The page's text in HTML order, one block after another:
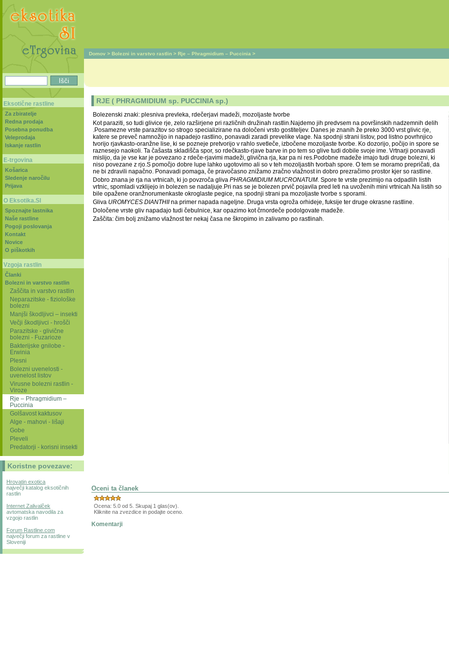
Domov > Bolezni in varstvo rastlin > Rje – Phragmidium – Puccinia >
RJE ( PHRAGMIDIUM sp. PUCCINIA sp.)
Bolezenski znaki: plesniva prevleka, rdečerjavi madeži, mozoljaste tvorbe
Kot paraziti, so tudi glivice rje, zelo razširjene pri različnih družinah rastlin.Najdemo jih predvsem na površinskih nadzemnih delih
.Posamezne vrste parazitov so strogo specializirane na določeni vrsto gostiteljev. Danes je znanih že preko 3000 vrst glivic rje,
katere se preveč namnožijo in napadejo rastlino, ponavadi zaradi prevelike vlage. Na spodnji strani listov, pod listno povrhnjico
tvorijo rjavkasto-oranžne lise, ki se pozneje pretvorijo v rahlo svetleče, izbočene mozoljaste tvorbe. Ko dozorijo, počijo in spore se
raznesejo naokoli. Ta čašasta skladišča spor, so rdečkasto-rjave barve in po tem so glive tudi dobile svoje ime. Vrtnarji ponavadi
mislijo, da je vse kar je povezano z rdeče-rjavimi madeži, glivična rja, kar pa ni res.Podobne madeže imajo tudi druge bolezni, ki
niso povezane z rjo.S pomočjo dobre lupe lahko ugotovimo ali so v teh mozoljastih tvorbah spore. O tem se moramo prepričati, da
ne bi zdravili napačno. Ponavadi pomaga, če pravočasno znižamo zračno vlažnost in dobro prezračimo prostor kjer so rastline.
Dobro znana je rja na vrtnicah, ki jo povzroča gliva PHRAGMIDIUM MUCRONATUM. Spore te vrste prezimijo na odpadlih listih
vrtnic, spomladi vzklijejo in bolezen se nadaljuje.Pri nas se je bolezen prvič pojavila pred leti na uvoženih mini vrtnicah.Na listih so
bile opažene oranžnorumenkaste okroglaste pegice, na spodnji strani pa mozoljaste tvorbe s sporami.
Gliva UROMYCES DIANTHIIna primer napada nageljne. Druga vrsta ogroža orhideje, fuksije ter druge okrasne rastline.
Določene vrste gliv napadajo tudi čebulnice, kar opazimo kot črnordeče podolgovate madeže.
Zaščita: čim bolj znižamo vlažnost ter nekaj časa ne škropimo in zalivamo po rastlinah.
Oceni ta članek
Ocena: 5.0 od 5. Skupaj 1 glas(ov).
Kliknite na zvezdice in podajte oceno.
Komentarji
Eksotične rastline
Za zbiratelje
Redna prodaja
Posebna ponudba
Veleprodaja
Iskanje rastlin
E-trgovina
Košarica
Sledenje naročilu
Prijava
O Eksotika.SI
Spoznajte lastnika
Naše rastline
Pogoji poslovanja
Kontakt
Novice
O piškotkih
Vzgoja rastlin
Članki
Bolezni in varstvo rastlin
Zaščita in varstvo rastlin
Neparazitske - fiziološke
bolezni
Manjši škodljivci – insekti
Večji škodljivci - hrošči
Parazitske - glivične
bolezni - Fuzarioze
Bakterijske gnilobe -
Erwinia
Plesni
Bolezni uvenelosti -
uvenelost listov
Virusne bolezni rastlin -
Viroze
Rje – Phragmidium –
Puccinia
Golšavost kaktusov
Alge - mahovi - lišaji
Gobe
Pleveli
Predatorji - korisni insekti
Koristne povezave:
Hrovatin exotica
največji katalog eksotičnih
rastlin
Internet Zalivalček
avtomatska navodila za
vzgojo rastlin
Forum Rastline.com
največji forum za rastline v
Sloveniji